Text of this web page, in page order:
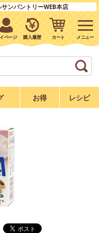
サンパントリーWEB本店
ページ 購入履歴 カート
お得 レシピ